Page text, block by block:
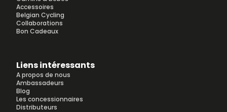
Accessoires
Belgian Cycling
Collaborations
Bon Cadeaux
Liens intéressants
A propos de nous
Ambassadeurs
Blog
Les concessionnaires
Distributeurs